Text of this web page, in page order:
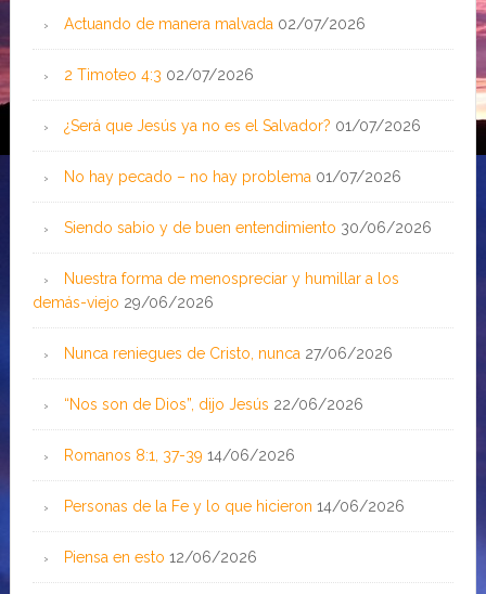
Actuando de manera malvada 02/07/2026
2 Timoteo 4:3 02/07/2026
¿Será que Jesús ya no es el Salvador? 01/07/2026
No hay pecado – no hay problema 01/07/2026
Siendo sabio y de buen entendimiento 30/06/2026
Nuestra forma de menospreciar y humillar a los
demás-viejo 29/06/2026
Nunca reniegues de Cristo, nunca 27/06/2026
“Nos son de Dios”, dijo Jesús 22/06/2026
Romanos 8:1, 37-39 14/06/2026
Personas de la Fe y lo que hicieron 14/06/2026
Piensa en esto 12/06/2026